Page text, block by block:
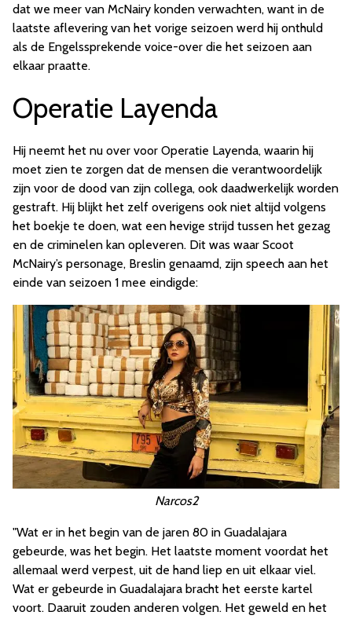
dat we meer van McNairy konden verwachten, want in de
laatste aflevering van het vorige seizoen werd hij onthuld
als de Engelssprekende voice-over die het seizoen aan
elkaar praatte.
Operatie Layenda
Hij neemt het nu over voor Operatie Layenda, waarin hij
moet zien te zorgen dat de mensen die verantwoordelijk
zijn voor de dood van zijn collega, ook daadwerkelijk worden
gestraft. Hij blijkt het zelf overigens ook niet altijd volgens
het boekje te doen, wat een hevige strijd tussen het gezag
en de criminelen kan opleveren. Dit was waar Scoot
McNairy’s personage, Breslin genaamd, zijn speech aan het
einde van seizoen 1 mee eindigde:
Narcos2
"Wat er in het begin van de jaren 80 in Guadalajara
gebeurde, was het begin. Het laatste moment voordat het
allemaal werd verpest, uit de hand liep en uit elkaar viel.
Wat er gebeurde in Guadalajara bracht het eerste kartel
voort. Daaruit zouden anderen volgen. Het geweld en het